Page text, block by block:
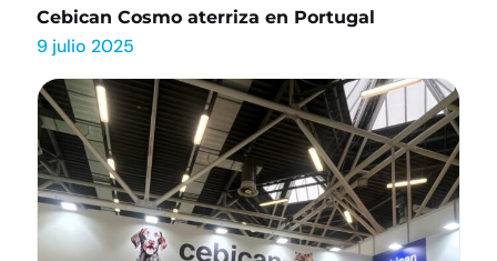
9 julio 2025
Cebican Cosmo aterriza en Portugal